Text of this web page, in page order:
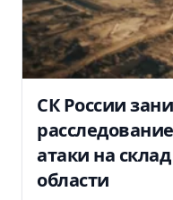
СК России
атаки на
области